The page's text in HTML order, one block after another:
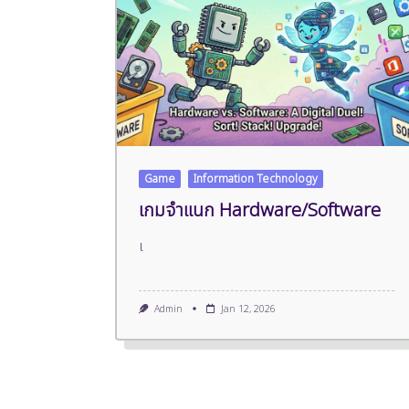
Game Information Technology
เกมจำแนก Hardware/Software
เ
Admin Jan 12, 2026